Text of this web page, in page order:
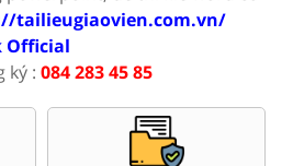
tailieugiaovien.com.vn/
Official
ký : 084 283 45 85